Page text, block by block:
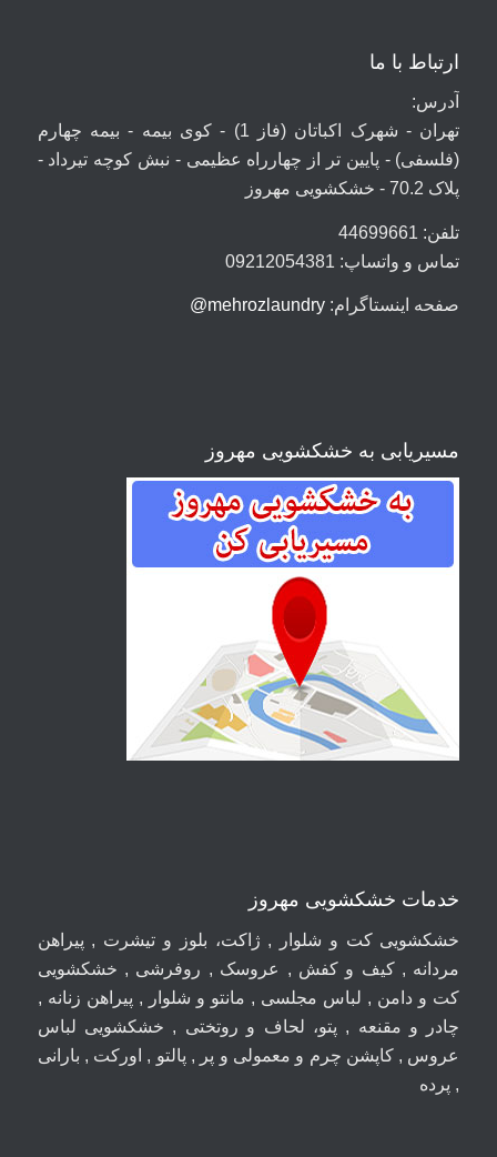
ارتباط با ما
آدرس:
تهران - شهرک اکباتان (فاز 1) - کوی بیمه - بیمه چهارم
(فلسفی) - پایین تر از چهارراه عظیمی - نبش کوچه تیرداد -
پلاک 70.2 - خشکشویی مهروز
تلفن: 44699661
تماس و واتساپ: 09212054381
صفحه اینستاگرام: mehrozlaundry@
مسیریابی به خشکشویی مهروز
خدمات خشکشویی مهروز
خشکشویی کت و شلوار , ژاکت، بلوز و تیشرت , پیراهن
مردانه , کیف و کفش , عروسک , روفرشی , خشکشویی
کت و دامن , لباس مجلسی , مانتو و شلوار , پیراهن زنانه ,
چادر و مقنعه , پتو، لحاف و روتختی , خشکشویی لباس
عروس , کاپشن چرم و معمولی و پر , پالتو , اورکت , بارانی
, پرده